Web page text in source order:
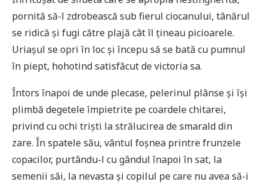
pornită să-l zdrobească sub fierul ciocanului, tânărul
se ridică și fugi către plajă cât îl țineau picioarele.
Uriașul se opri în loc și începu să se bată cu pumnul
în piept, hohotind satisfăcut de victoria sa.
Întors înapoi de unde plecase, pelerinul plânse și își
plimbă degetele împietrite pe coardele chitarei,
privind cu ochi triști la strălucirea de smarald din
zare. În spatele său, vântul foșnea printre frunzele
copacilor, purtându-l cu gândul înapoi în sat, la
semenii săi, la nevasta și copilul pe care nu avea să-i